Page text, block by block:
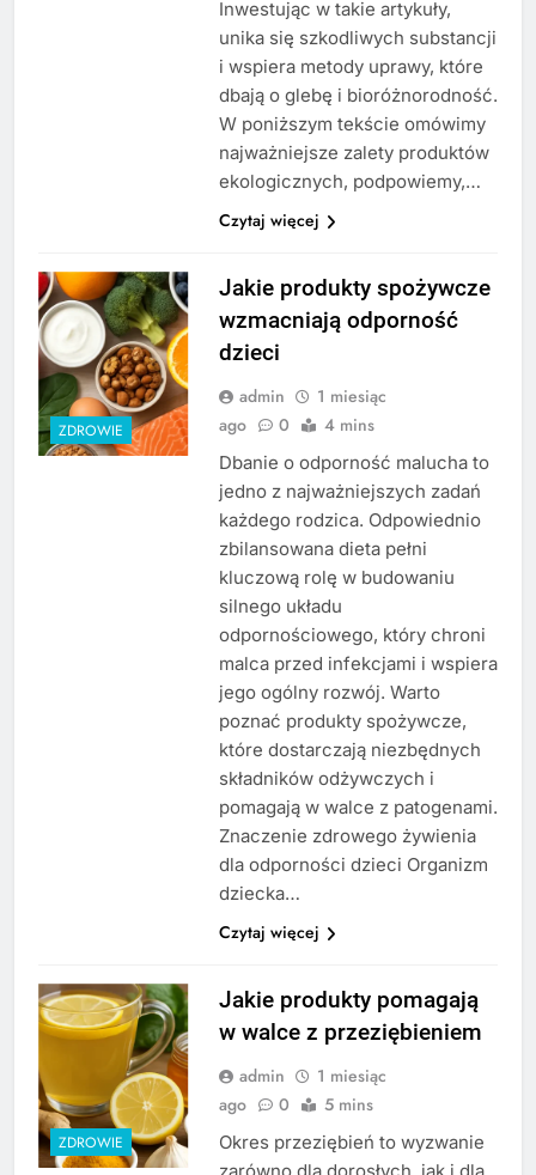
Inwestując w takie artykuły,
unika się szkodliwych substancji
i wspiera metody uprawy, które
dbają o glebę i bioróżnorodność.
W poniższym tekście omówimy
najważniejsze zalety produktów
ekologicznych, podpowiemy,…
Czytaj więcej
ZDROWIE
Jakie produkty spożywcze
wzmacniają odporność
dzieci
admin
1 miesiąc
ago
0 4 mins
Dbanie o odporność malucha to
jedno z najważniejszych zadań
każdego rodzica. Odpowiednio
zbilansowana dieta pełni
kluczową rolę w budowaniu
silnego układu
odpornościowego, który chroni
malca przed infekcjami i wspiera
jego ogólny rozwój. Warto
poznać produkty spożywcze,
które dostarczają niezbędnych
składników odżywczych i
pomagają w walce z patogenami.
Znaczenie zdrowego żywienia
dla odporności dzieci Organizm
dziecka…
Czytaj więcej
ZDROWIE
Jakie produkty pomagają
w walce z przeziębieniem
admin
1 miesiąc
ago
0 5 mins
Okres przeziębień to wyzwanie